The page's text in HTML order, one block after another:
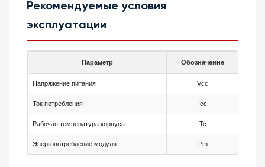
Рекомендуемые условия
эксплуатации
Параметр Обозначение
Напряжение питания Vcc
Ток потребления Icc
Рабочая температура корпуса Tc
Энергопотребление модуля Pm